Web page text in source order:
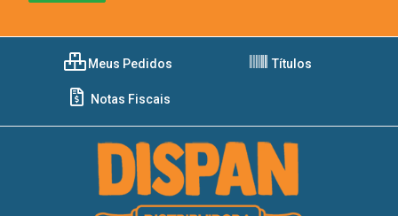
Meus Pedidos Títulos
Notas Fiscais